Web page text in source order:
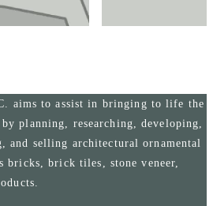
aims to assist in bringing to life the
planning, researching, developing,
and selling architectural ornamental
bricks, brick tiles, stone veneer,